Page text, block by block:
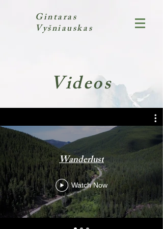
Gintaras
Vyšniauskas
Wanderlust
Watch Now
Videos